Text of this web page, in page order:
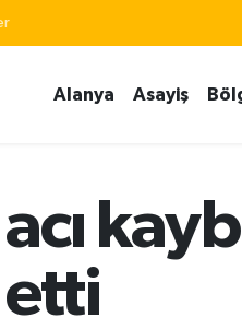
Alanya Asayiş
acı
etti